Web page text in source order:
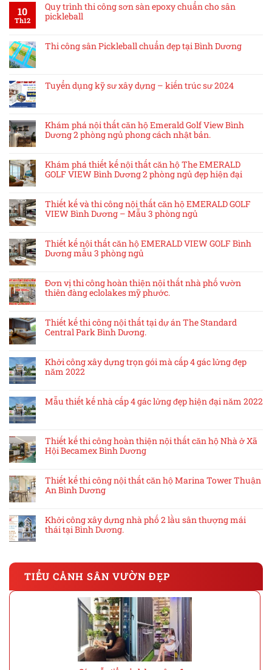
10
Th12
Quy trình thi công sơn sàn epoxy chuẩn cho sân
pickleball
Thi công sân Pickleball chuẩn đẹp tại Bình Dương
Tuyển dụng kỹ sư xây dựng – kiến trúc sư 2024
Khám phá nội thất căn hộ Emerald Golf View Bình
Dương 2 phòng ngủ phong cách nhật bản.
Khám phá thiết kế nội thất căn hộ The EMERALD
GOLF VIEW Bình Dương 2 phòng ngủ đẹp hiện đại
Thiết kế và thi công nội thất căn hộ EMERALD GOLF
VIEW Bình Dương – Mẫu 3 phòng ngủ
Thiết kế nội thất căn hộ EMERALD VIEW GOLF Bình
Dương mẫu 3 phòng ngủ
Đơn vị thi công hoàn thiện nội thất nhà phố vườn
thiên đàng eclolakes mỹ phước.
Thiết kế thi công nội thất tại dự án The Standard
Central Park Bình Dương.
Khởi công xây dựng trọn gói mà cấp 4 gác lửng đẹp
năm 2022
Mẫu thiết kế nhà cấp 4 gác lửng đẹp hiện đại năm 2022
Thiết kế thi công hoàn thiện nội thất căn hộ Nhà ở Xã
Hội Becamex Bình Dương
Thiết kế thi công nội thất căn hộ Marina Tower Thuận
An Bình Dương
Khởi công xây dựng nhà phố 2 lầu sân thượng mái
thái tại Bình Dương.
TIỂU CẢNH SÂN VƯỜN ĐẸP